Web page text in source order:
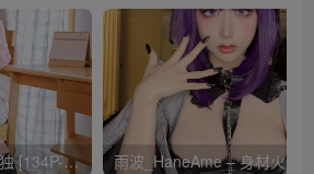
日奈娇 Vol.079 小孤独 [134P-1.84GB]